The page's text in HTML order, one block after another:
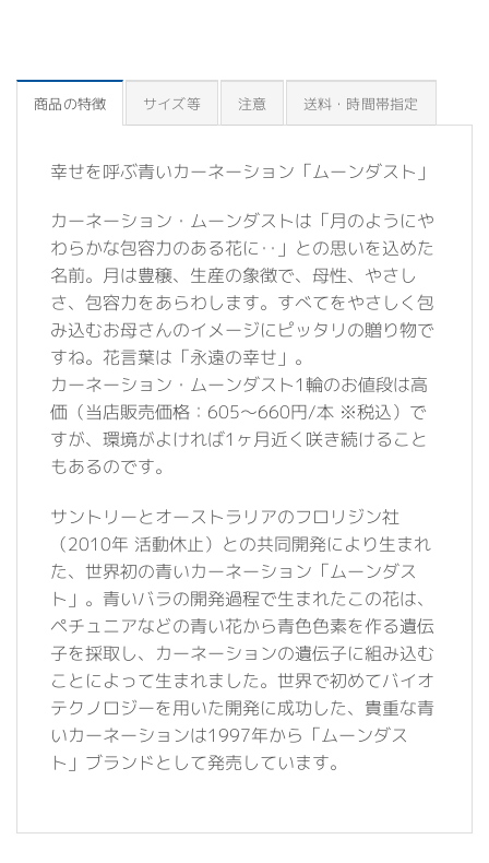
商品の特徴 サイズ等 注意 送料・時間帯指定
幸せを呼ぶ青いカーネーション「ムーンダスト」
カーネーション・ムーンダストは「月のようにや
わらかな包容力のある花に‥」との思いを込めた
名前。月は豊穣、生産の象徴で、母性、やさし
さ、包容力をあらわします。すべてをやさしく包
み込むお母さんのイメージにピッタリの贈り物で
すね。花言葉は「永遠の幸せ」。
カーネーション・ムーンダスト1輪のお値段は高
価（当店販売価格：605〜660円/本 ※税込）で
すが、環境がよければ1ヶ月近く咲き続けること
もあるのです。
サントリーとオーストラリアのフロリジン社
（2010年 活動休止）との共同開発により生まれ
た、世界初の青いカーネーション「ムーンダス
ト」。青いバラの開発過程で生まれたこの花は、
ペチュニアなどの青い花から青色色素を作る遺伝
子を採取し、カーネーションの遺伝子に組み込む
ことによって生まれました。世界で初めてバイオ
テクノロジーを用いた開発に成功した、貴重な青
いカーネーションは1997年から「ムーンダス
ト」ブランドとして発売しています。